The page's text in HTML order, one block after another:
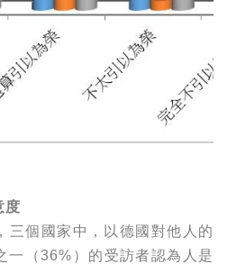
度
個國家中，以德國對他人的
一（36%）的受訪者認為人是